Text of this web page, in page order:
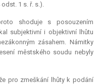
1 s. ř. s.).
shoduje s posouzením
subjektivní i objektivní lhůtu
zásahem. Námitky
městského soudu nebyly
pro zmeškání lhůty k podání